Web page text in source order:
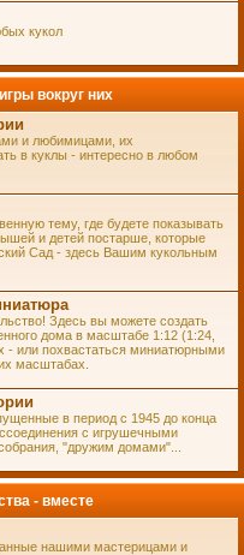
кукол
вокруг них
и любимицами, их
в куклы - интересно в любом
тему, где будете показывать
и детей постарше, которые
Сад - здесь Вашим кукольным
Здесь вы можете создать
дома в масштабе 1:12 (1:24,
- или похвастаться миниатюрными
масштабах.
в период с 1945 до конца
с игрушечными
"дружим домами"...
- вместе
нашими мастерицами и